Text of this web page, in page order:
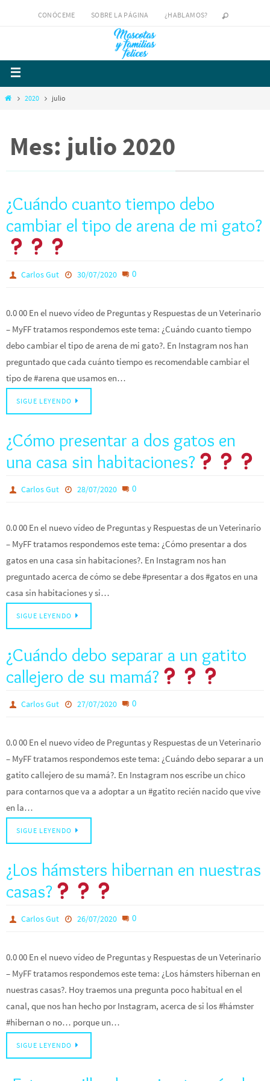
CONÓCEME SOBRE LA PÁGINA ¿HABLAMOS?
2020 julio
Mes: julio 2020
¿Cuándo cuanto tiempo debo
cambiar el tipo de arena de mi gato?
Carlos Gut 30/07/2020 0
0.0 00 En el nuevo vídeo de Preguntas y Respuestas de un Veterinario
– MyFF tratamos respondemos este tema: ¿Cuándo cuanto tiempo
debo cambiar el tipo de arena de mi gato?. En Instagram nos han
preguntado que cada cuánto tiempo es recomendable cambiar el
tipo de #arena que usamos en…
SIGUE LEYENDO
¿Cómo presentar a dos gatos en
una casa sin habitaciones?
Carlos Gut 28/07/2020 0
0.0 00 En el nuevo vídeo de Preguntas y Respuestas de un Veterinario
– MyFF tratamos respondemos este tema: ¿Cómo presentar a dos
gatos en una casa sin habitaciones?. En Instagram nos han
preguntado acerca de cómo se debe #presentar a dos #gatos en una
casa sin habitaciones y si…
SIGUE LEYENDO
¿Cuándo debo separar a un gatito
callejero de su mamá?
Carlos Gut 27/07/2020 0
0.0 00 En el nuevo vídeo de Preguntas y Respuestas de un Veterinario
– MyFF tratamos respondemos este tema: ¿Cuándo debo separar a un
gatito callejero de su mamá?. En Instagram nos escribe un chico
para contarnos que va a adoptar a un #gatito recién nacido que vive
en la…
SIGUE LEYENDO
¿Los hámsters hibernan en nuestras
casas?
Carlos Gut 26/07/2020 0
0.0 00 En el nuevo vídeo de Preguntas y Respuestas de un Veterinario
– MyFF tratamos respondemos este tema: ¿Los hámsters hibernan en
nuestras casas?. Hoy traemos una pregunta poco habitual en el
canal, que nos han hecho por Instagram, acerca de si los #hámster
#hibernan o no… porque un…
SIGUE LEYENDO